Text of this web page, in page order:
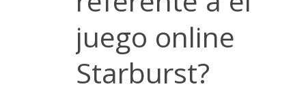
juego online
Starburst?